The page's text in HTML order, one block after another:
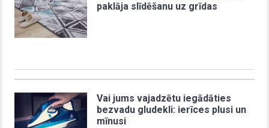
paklāja slīdēšanu uz grīdas
Vai jums vajadzētu iegādāties
bezvadu gludekli: ierīces plusi un
mīnusi